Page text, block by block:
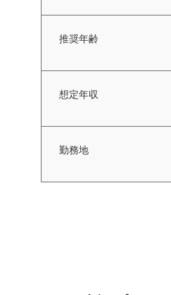
推奨年齢
想定年収
勤務地